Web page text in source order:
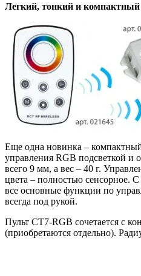
Легкий, тонкий и компактный
Еще одна новинка –
управления RGB подсветкой и
всего 9 мм, а вес – 40 г.
цвета – полностью сенсорное.
все основные функции по
всегда под рукой.
Пульт CT7-RGB сочетается с
(приобретаются отдельно).